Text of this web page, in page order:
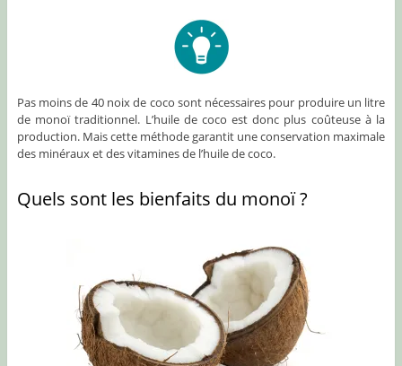
Pas moins de 40 noix de coco sont nécessaires pour produire un litre
de monoï traditionnel. L’huile de coco est donc plus coûteuse à la
production. Mais cette méthode garantit une conservation maximale
des minéraux et des vitamines de l’huile de coco.
Quels sont les bienfaits du monoï ?